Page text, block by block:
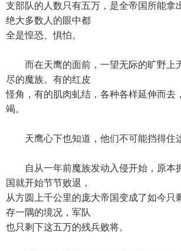
支部队的人数只有五万，是全帝国所能拿
绝大多数人的眼中都
全是惶恐、惧怕。
而在天鹰的面前，一望无际的旷野上
尽的魔族。有的红皮
怪角，有的肌肉虬结，各种各样延伸而去
竭。
天鹰心下也知道，他们不可能挡得住这
自从一年前魔族发动入侵开始，原本
国就开始节节败退，
从方圆上千公里的庞大帝国变成了如今只
存一隅的境况，军队
也只剩下这五万的残兵败将。